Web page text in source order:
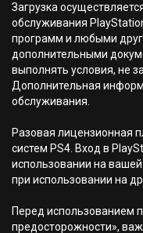
Загрузка
обслуживания
программ и любыми
дополнительными
выполнять условия, не
Дополнительная
обслуживания.
Разовая лицензионная
систем PS4. Вход в
использовании на
при использовании на
Перед использованием
предосторожности»,